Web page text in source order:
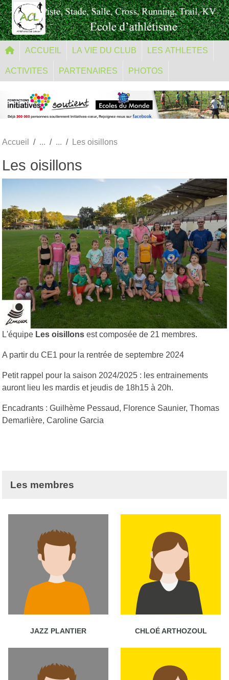
ACCUEIL LA VIE DU CLUB LES ATHLETES
ACTIVITES PARTENAIRES PHOTOS
Accueil Les oisillons
Les oisillons
L'équipe Les oisillons est composée de 21 membres.
A partir du CE1 pour la rentrée de septembre 2024
Petit rappel pour la saison 2024/2025 : les entrainements
auront lieu les mardis et jeudis de 18h15 à 20h.
Encadrants : Guilhème Pessaud, Florence Saunier, Thomas
Demarlière, Caroline Garcia
Les membres
JAZZ PLANTIER CHLOÉ ARTHOZOUL
Panneau de gestion des cookies